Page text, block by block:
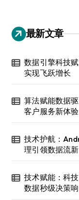
最新文章
数据引擎科技
实现飞跃增长
算法赋能数据
客户服务新体验
技术护航：
理引领数据流
技术赋能：科
数据秒级决策